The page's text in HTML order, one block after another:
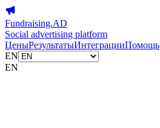
Fundraising.AD
Social advertising platform
ЦеныРезультатыИнтеграцииПомощь
EN
EN